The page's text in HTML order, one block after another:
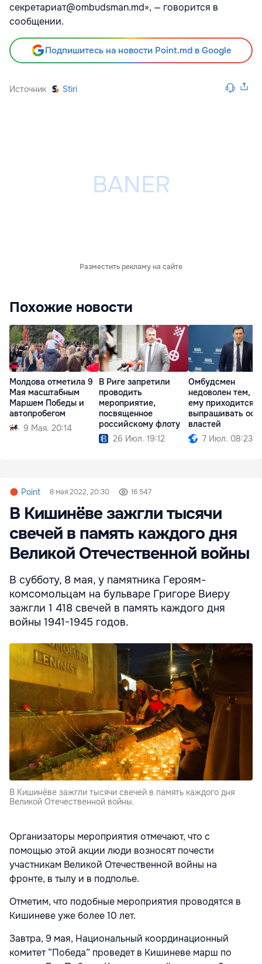
секретариат@ombudsman.md», — говорится в
сообщении.
Подпишитесь на новости Point.md в Google
Источник Stiri
Разместить рекламу на сайте
Похожие новости
Молдова отметила 9
Мая масштабным
Маршем Победы и
автопробегом
9 Мая. 20:14
В Риге запретили
проводить
мероприятие,
посвященное
российскому флоту
26 Июл. 19:12
Омбудсмен
недоволен тем,
ему приходится
выпрашивать
властей
7 Июл. 08:23
Point 8 мая 2022, 20:30 16 547
В Кишинёве зажгли тысячи
свечей в память каждого дня
Великой Отечественной войны
В субботу, 8 мая, у памятника Героям-
комсомольцам на бульваре Григоре Виеру
зажгли 1 418 свечей в память каждого дня
войны 1941-1945 годов.
В Кишинёве зажгли тысячи свечей в память каждого дня
Великой Отечественной войны.
Организаторы мероприятия отмечают, что с
помощью этой акции люди возносят почести
участникам Великой Отечественной войны на
фронте, в тылу и в подполье.
Отметим, что подобные мероприятия проводятся в
Кишиневе уже более 10 лет.
Завтра, 9 мая, Национальный координационный
комитет “Победа” проведет в Кишиневе марш по